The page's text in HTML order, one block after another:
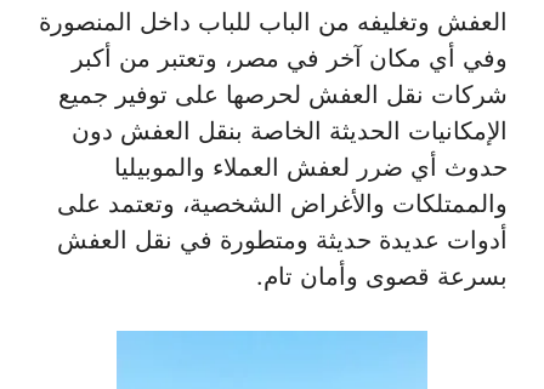
العفش وتغليفه من الباب للباب داخل المنصورة
وفي أي مكان آخر في مصر، وتعتبر من أكبر
شركات نقل العفش لحرصها على توفير جميع
الإمكانيات الحديثة الخاصة بنقل العفش دون
حدوث أي ضرر لعفش العملاء والموبيليا
والممتلكات والأغراض الشخصية، وتعتمد على
أدوات عديدة حديثة ومتطورة في نقل العفش
بسرعة قصوى وأمان تام.